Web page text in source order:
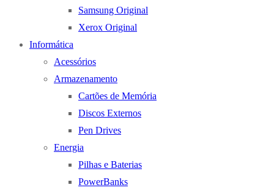
Samsung Original
Xerox Original
Informática
Acessórios
Armazenamento
Cartões de Memória
Discos Externos
Pen Drives
Energia
Pilhas e Baterias
PowerBanks